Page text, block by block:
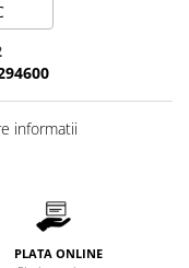
informatii
PLATA ONLINE